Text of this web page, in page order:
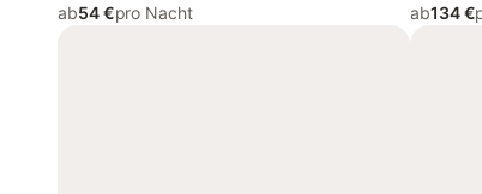
ab54 €pro Nacht
ab134 €